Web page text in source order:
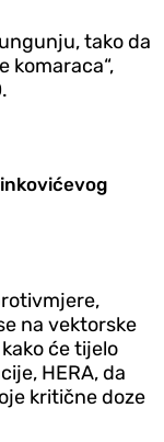
tako da
komaraca“,
na vektorske
će tijelo
HERA, da
kritične doze